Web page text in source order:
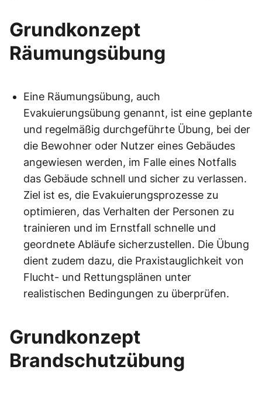
Grundkonzept
Räumungsübung
Eine Räumungsübung, auch
Evakuierungsübung genannt, ist eine geplante
und regelmäßig durchgeführte Übung, bei der
die Bewohner oder Nutzer eines Gebäudes
angewiesen werden, im Falle eines Notfalls
das Gebäude schnell und sicher zu verlassen.
Ziel ist es, die Evakuierungsprozesse zu
optimieren, das Verhalten der Personen zu
trainieren und im Ernstfall schnelle und
geordnete Abläufe sicherzustellen. Die Übung
dient zudem dazu, die Praxistauglichkeit von
Flucht- und Rettungsplänen unter
realistischen Bedingungen zu überprüfen.
Grundkonzept
Brandschutzübung